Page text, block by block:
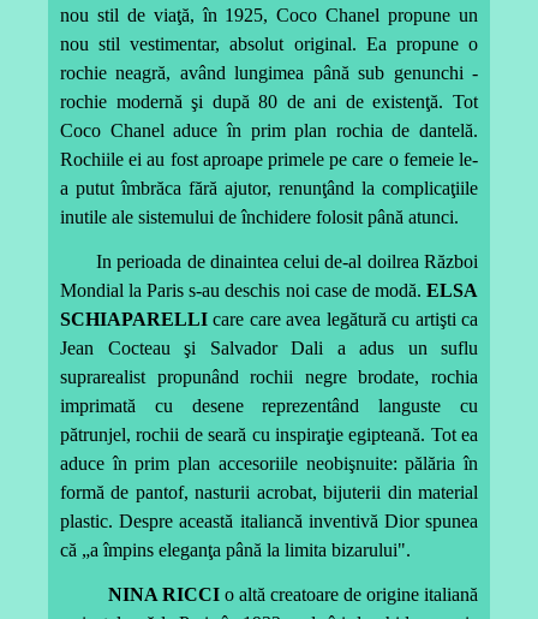
nou stil de viaţă, în 1925, Coco Chanel propune un
nou stil vestimentar, absolut original. Ea propune o
rochie neagră, având lungimea până sub genunchi -
rochie modernă şi după 80 de ani de existenţă. Tot
Coco Chanel aduce în prim plan rochia de dantelă.
Rochiile ei au fost aproape primele pe care o femeie le-
a putut îmbrăca fără ajutor, renunţând la complicaţiile
inutile ale sistemului de închidere folosit până atunci.
In perioada de dinaintea celui de-al doilrea Război
Mondial la Paris s-au deschis noi case de modă. ELSA
SCHIAPARELLI care care avea legătură cu artişti ca
Jean Cocteau şi Salvador Dali a adus un suflu
suprarealist propunând rochii negre brodate, rochia
imprimată cu desene reprezentând languste cu
pătrunjel, rochii de seară cu inspiraţie egipteană. Tot ea
aduce în prim plan accesoriile neobişnuite: pălăria în
formă de pantof, nasturii acrobat, bijuterii din material
plastic. Despre această italiancă inventivă Dior spunea
că „a împins eleganţa până la limita bizarului".
NINA RICCI o altă creatoare de origine italiană